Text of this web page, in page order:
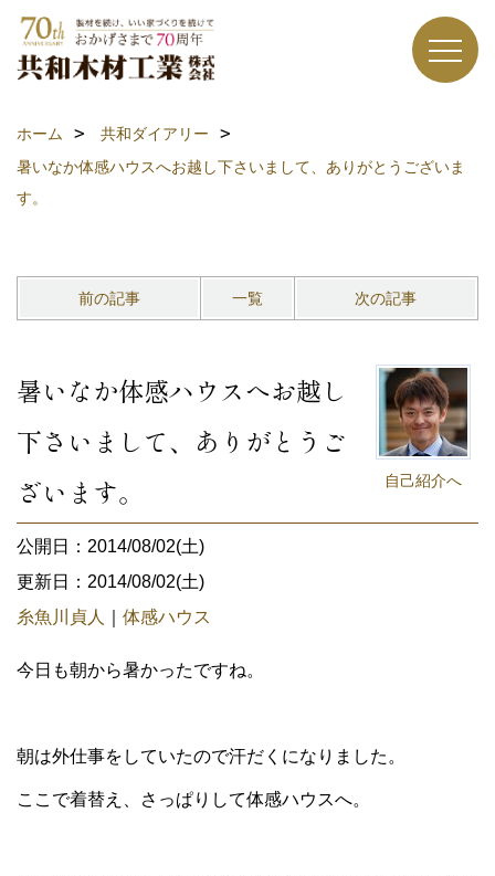
ホーム
共和ダイアリー
暑いなか体感ハウスへお越し下さいまして、ありがとうございま
す。
前の記事 一覧 次の記事
自己紹介へ
暑いなか体感ハウスへお越し
下さいまして、ありがとうご
ざいます。
公開日：2014/08/02(土)
更新日：2014/08/02(土)
糸魚川貞人
体感ハウス
今日も朝から暑かったですね。
朝は外仕事をしていたので汗だくになりました。
ここで着替え、さっぱりして体感ハウスへ。